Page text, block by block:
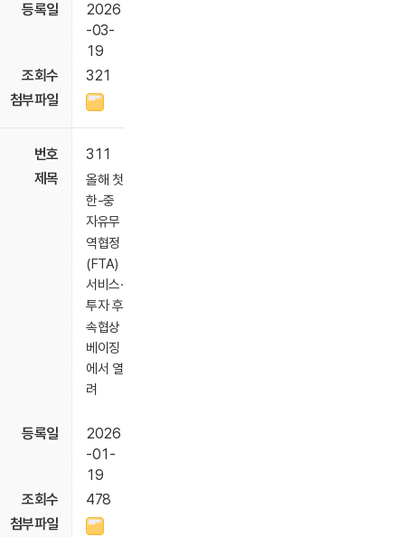
2026
-03-
19
321
311
올해 첫
한-중
자유무
역협정
(FTA)
서비스·
투자 후
속협상
베이징
에서 열
려
2026
-01-
19
478